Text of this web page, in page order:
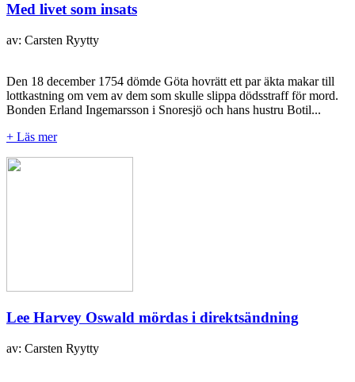
Med livet som insats
av: Carsten Ryytty
Den 18 december 1754 dömde Göta hovrätt ett par äkta makar till
lottkastning om vem av dem som skulle slippa dödsstraff för mord.
Bonden Erland Ingemarsson i Snoresjö och hans hustru Botil...
+ Läs mer
Lee Harvey Oswald mördas i direktsändning
av: Carsten Ryytty